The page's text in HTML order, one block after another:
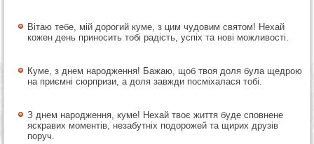
Вітаю тебе, мій дорогий куме, з цим чудовим святом! Нехай
кожен день приносить тобі радість, успіх та нові можливості.
Куме, з днем народження! Бажаю, щоб твоя доля була щедрою
на приємні сюрпризи, а доля завжди посміхалася тобі.
З днем народження, куме! Нехай твоє життя буде сповнене
яскравих моментів, незабутніх подорожей та щирих друзів
поруч.